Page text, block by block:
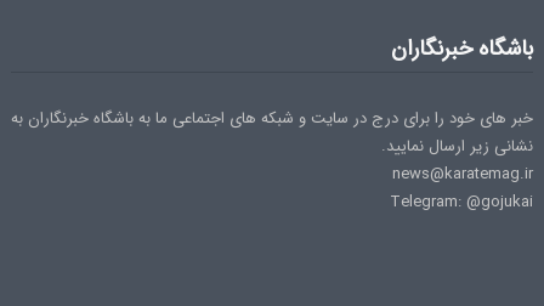
باشگاه خبرنگاران
خبر های خود را برای درج در سایت و شبکه های اجتماعی ما به باشگاه خبرنگاران به
نشانی زیر ارسال نمایید.
news@karatemag.ir
Telegram: @gojukai